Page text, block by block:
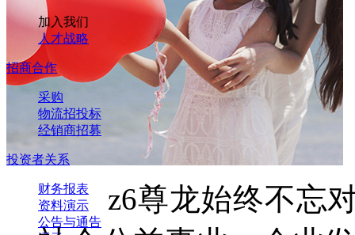
加入我们
人才战略
招商合作
采购
物流招投标
经销商招募
投资者关系
财务报表
资料演示
公告与通告
z6尊龙始终不忘对